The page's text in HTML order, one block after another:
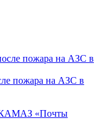
пожара на АЗС в